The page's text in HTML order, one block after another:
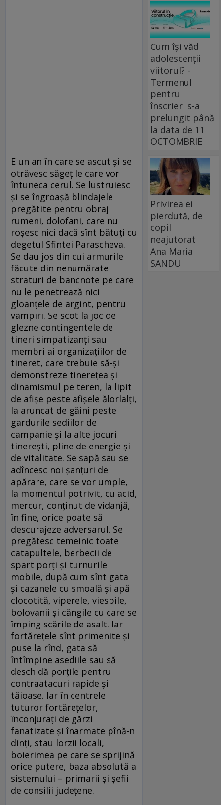
E un an în care se ascut și se
otrăvesc săgețile care vor
întuneca cerul. Se lustruiesc
și se îngroașă blindajele
pregătite pentru obraji
rumeni, dolofani, care nu
roșesc nici dacă sînt bătuți cu
degetul Sfintei Parascheva.
Se dau jos din cui armurile
făcute din nenumărate
straturi de bancnote pe care
nu le penetrează nici
gloanțele de argint, pentru
vampiri. Se scot la joc de
glezne contingentele de
tineri simpatizanți sau
membri ai organizațiilor de
tineret, care trebuie să-și
demonstreze tinerețea și
dinamismul pe teren, la lipit
de afișe peste afișele ălorlalți,
la aruncat de găini peste
gardurile sediilor de
campanie și la alte jocuri
tinerești, pline de energie și
de vitalitate. Se sapă sau se
adîncesc noi șanțuri de
apărare, care se vor umple,
la momentul potrivit, cu acid,
mercur, conținut de vidanjă,
în fine, orice poate să
descurajeze adversarul. Se
pregătesc temeinic toate
catapultele, berbecii de
spart porți și turnurile
mobile, după cum sînt gata
și cazanele cu smoală și apă
clocotită, viperele, viespile,
bolovanii și căngile cu care se
împing scările de asalt. Iar
fortărețele sînt primenite și
puse la rînd, gata să
întîmpine asediile sau să
deschidă porțile pentru
contraatacuri rapide și
tăioase. Iar în centrele
tuturor fortărețelor,
înconjurați de gărzi
fanatizate și înarmate pînă-n
dinți, stau lorzii locali,
boierimea pe care se sprijină
orice putere, baza absolută a
sistemului – primarii și șefii
de consilii județene.
Cum își văd
adolescenții
viitorul? -
Termenul
pentru
înscrieri s-a
prelungit până
la data de 11
OCTOMBRIE
Privirea ei
pierdută, de
copil
neajutorat
Ana Maria
SANDU